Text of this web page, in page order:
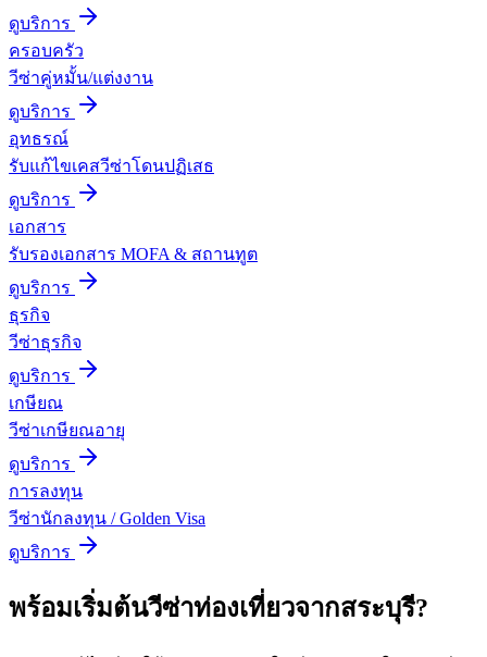
ดูบริการ
ครอบครัว
วีซ่าคู่หมั้น/แต่งงาน
ดูบริการ
อุทธรณ์
รับแก้ไขเคสวีซ่าโดนปฏิเสธ
ดูบริการ
เอกสาร
รับรองเอกสาร MOFA & สถานทูต
ดูบริการ
ธุรกิจ
วีซ่าธุรกิจ
ดูบริการ
เกษียณ
วีซ่าเกษียณอายุ
ดูบริการ
การลงทุน
วีซ่านักลงทุน / Golden Visa
ดูบริการ
พร้อมเริ่มต้นวีซ่าท่องเที่ยวจากสระบุรี?